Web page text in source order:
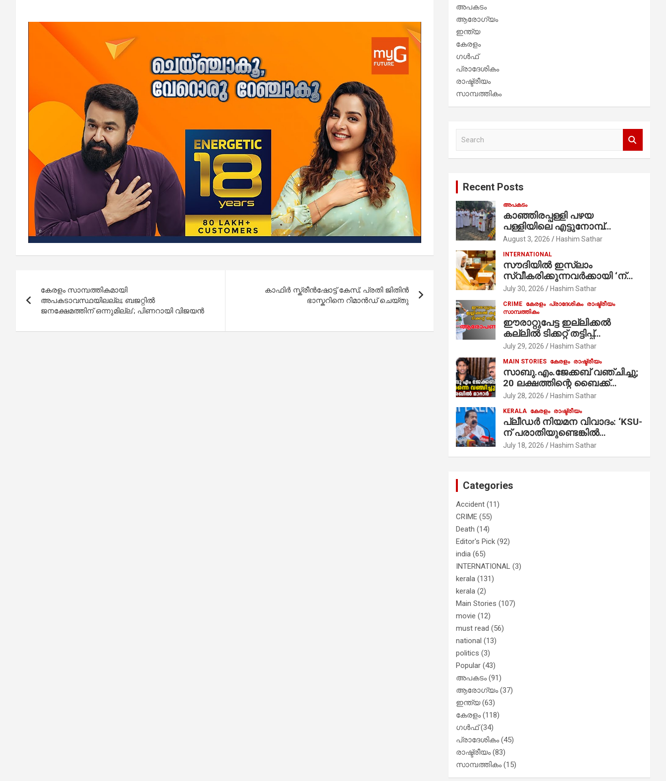
navigation
കേരളം സാമ്പത്തികമായി
അപകടാവസ്ഥയിലല്ല; ബജറ്റിൽ
ജനക്ഷേമത്തിന് ഒന്നുമില്ല’; പിണറായി വിജയൻ
കാഫിർ സ്ക്രീൻഷോട്ട് കേസ്; പ്രതി ജിതിൻ
ഭാസ്കറിനെ റിമാൻഡ് ചെയ്തു
അപകടം
ആരോഗ്യം
ഇന്ത്യ
കേരളം
ഗൾഫ്
പ്രാദേശികം
രാഷ്ട്രീയം
സാമ്പത്തികം
Recent Posts
അപകടം
കാഞ്ഞിരപ്പള്ളി പഴയ
പള്ളിയിലെ എട്ടുനോമ്പ്
ആചരണത്തിന്റെ ഭാഗമായുള്ള
ആർച്ച് പ്രീസ്റ്റ് വെരി. റവ.ഫാ.
കുര്യൻ താമരശ്ശേരി
നിർവഹിക്കുന്നു.
August 3, 2026 Hashim Sathar
INTERNATIONAL
സൗദിയില്‍ ഇസ്‌ലാം
സ്വീകരിക്കുന്നവര്‍ക്കായി ‘ന്യൂ
മുസ്ലിം’ ഡിജിറ്റല്‍ കാര്‍ഡ്
സേവനം ആരംഭിച്ചു
July 30, 2026 Hashim Sathar
CRIME കേരളം പ്രാദേശികം രാഷ്ട്രീയം
സാമ്പത്തികം
ഈരാറ്റുപേട്ട ഇല്ലിക്കൽ
കല്ലിൽ ടിക്കറ്റ് തട്ടിപ്പ്
ആരോപണം;
July 29, 2026 Hashim Sathar
MAIN STORIES കേരളം രാഷ്ട്രീയം
സാബു.എം.ജേക്കബ് വഞ്ചിച്ചു;
20 ലക്ഷത്തിന്റെ ബൈക്ക്
വിറ്റാണ് തൃക്കാക്കരയില്‍
മത്സരിച്ചത്! പ്രചാരണത്തിന്
രണ്ടേ രണ്ടുപേര്‍ മാത്രമാണ്
ഉണ്ടായിരുന്നത്; സാബുവിന്റേത്
വ്യക്തിപരമായ നേട്ടത്തിനുള്ള
പാര്‍ട്ടി; ഇപ്പോള്‍ ഫോണ്‍
വിളിച്ചാല്‍ എടുക്കില്ല;
ദുരനുഭവങ്ങള്‍ തുറന്നടിച്ച്
അഖില്‍ മാരാര്‍ ട്വന്റി 20 വിട്ടു
July 28, 2026 Hashim Sathar
KERALA കേരളം രാഷ്ട്രീയം
പ്ലീഡർ നിയമന വിവാദം: ‘KSU-
ന് പരാതിയുണ്ടെങ്കിൽ
പരിശോധിക്കും’; രമേശ്
ചെന്നിത്തല
July 18, 2026 Hashim Sathar
Categories
Accident (11)
CRIME (55)
Death (14)
Editor's Pick (92)
india (65)
INTERNATIONAL (3)
kerala (131)
kerala (2)
Main Stories (107)
movie (12)
must read (56)
national (13)
politics (3)
Popular (43)
അപകടം(91)
ആരോഗ്യം(37)
ഇന്ത്യ(63)
കേരളം(118)
ഗൾഫ്(34)
പ്രാദേശികം(45)
രാഷ്ട്രീയം(83)
സാമ്പത്തികം(15)